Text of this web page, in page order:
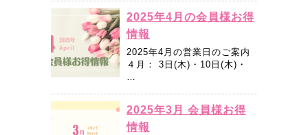
2025年4月の会員様お得
情報
2025年4月の営業日のご案内
４月： 3日(木)・10日(木)・
…
2025年3月 会員様お得
情報